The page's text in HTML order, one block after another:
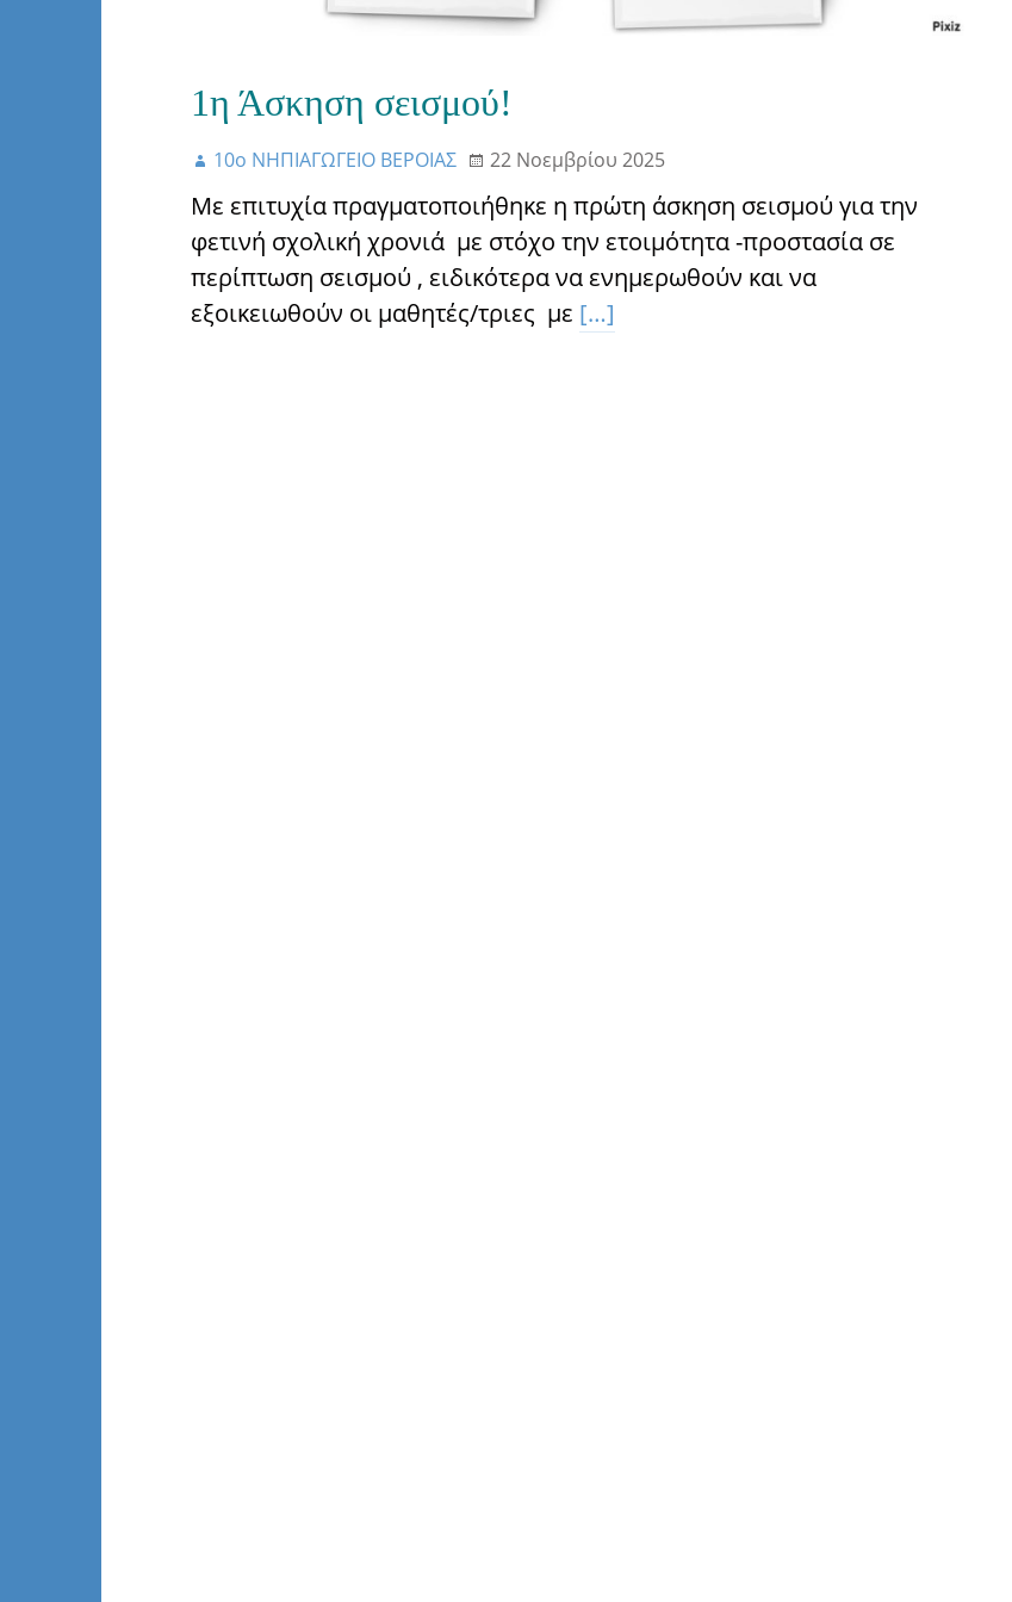
1η Άσκηση σεισμού!
10ο ΝΗΠΙΑΓΩΓΕΙΟ ΒΕΡΟΙΑΣ 22 Νοεμβρίου 2025
Με επιτυχία πραγματοποιήθηκε η πρώτη άσκηση σεισμού για την
φετινή σχολική χρονιά με στόχο την ετοιμότητα -προστασία σε
περίπτωση σεισμού , ειδικότερα να ενημερωθούν και να
εξοικειωθούν οι μαθητές/τριες με […]